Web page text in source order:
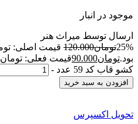
موجود در انبار
ارسال توسط میراث هنر
25%تومان120.000
بود.تومان90.000قیمت فعلی: تومان90.000.
کشو قاب کد 59 عدد
-
افزودن به سبد خرید
تحویل اکسپرس